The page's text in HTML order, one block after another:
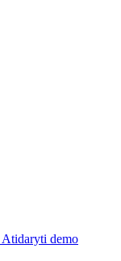
Atidaryti demo